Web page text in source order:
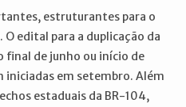
estruturantes para o
edital para a duplicação da
final de junho ou início de
iniciadas em setembro. Além
estaduais da BR-104,